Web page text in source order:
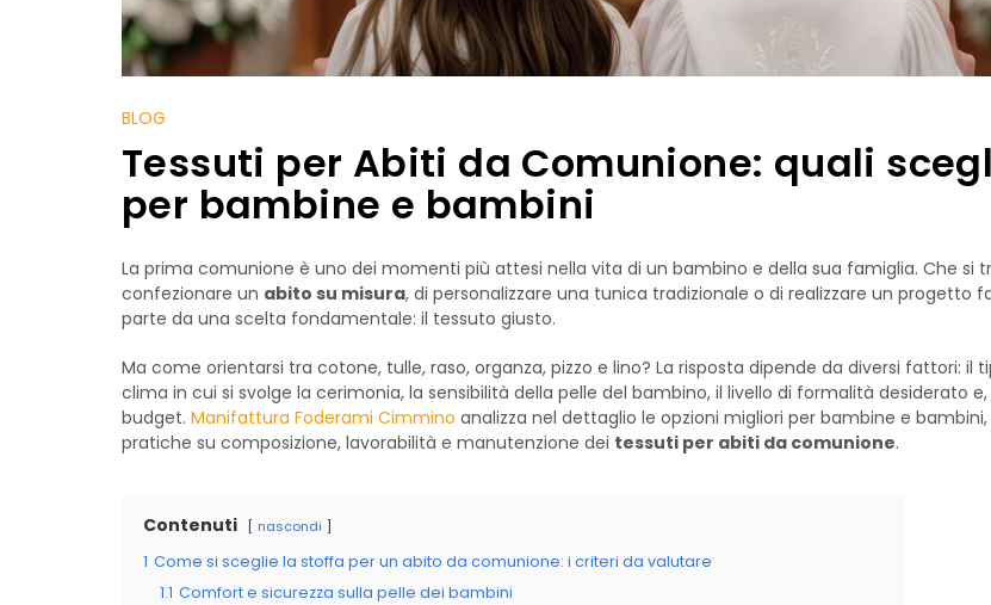
BLOG
Tessuti per Abiti da Comunione: quali
per bambine e bambini
La prima comunione è uno dei momenti più attesi nella vita di un bambino e della sua famiglia. Che si
confezionare un abito su misura, di personalizzare una tunica tradizionale o di realizzare un progetto
parte da una scelta fondamentale: il tessuto giusto.
Ma come orientarsi tra cotone, tulle, raso, organza, pizzo e lino? La risposta dipende da diversi fattori: il
clima in cui si svolge la cerimonia, la sensibilità della pelle del bambino, il livello di formalità desiderato
budget. Manifattura Foderami Cimmino analizza nel dettaglio le opzioni migliori per bambine e
pratiche su composizione, lavorabilità e manutenzione dei tessuti per abiti da comunione.
Contenuti nascondi
1 Come si sceglie la stoffa per un abito da comunione: i criteri da valutare
1.1 Comfort e sicurezza sulla pelle dei bambini